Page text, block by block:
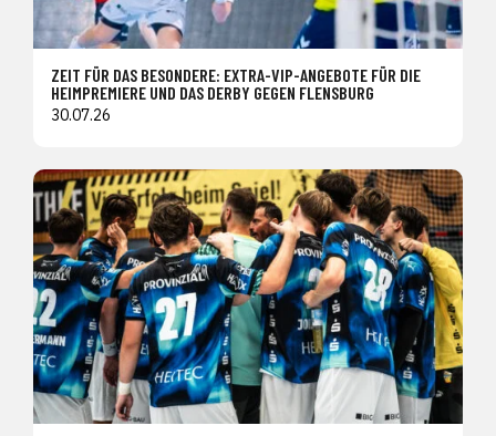
ZEIT FÜR DAS BESONDERE: EXTRA-VIP-ANGEBOTE FÜR DIE
HEIMPREMIERE UND DAS DERBY GEGEN FLENSBURG
30.07.26